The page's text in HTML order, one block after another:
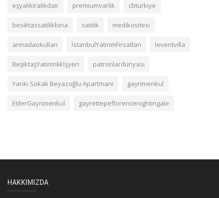
eşyalıkiralıkdair premiumvarlık cbturkiye
besiktassatilikbina satılık medikositesi
armadaokullari İstanbulYatırımFırsatları leventvilla
BeşiktaşYatırımlıkİşyeri patronlardünyası
Yankı Sokak Beyazoğlu Apartmanı gayrimenkul
EtilerGayrimenkul gayrettepeflorencenightingale
HAKKIMIZDA